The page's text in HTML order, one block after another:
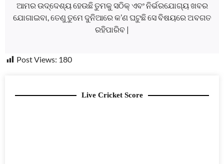
ଆମର ଉଦ୍ଦେଶ୍ୟ ହେଉଛି ତୁମକୁ ସଠିକ୍ ଏବଂ ନିର୍ଭରଯୋଗ୍ୟ ଖବର
ଯୋଗାଇବା, ତେଣୁ ତୁମେ ଦୁନିଆରେ କ’ଣ ଘଟୁଛି ସେ ବିଷୟରେ ଅବଗତ
ରହିପାରିବ |
Post Views: 180
Live Cricket Score